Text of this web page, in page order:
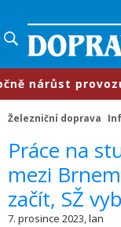
provozu o
Železniční doprava
​Práce na
mezi
začít, SŽ
7. prosince 2023, lan